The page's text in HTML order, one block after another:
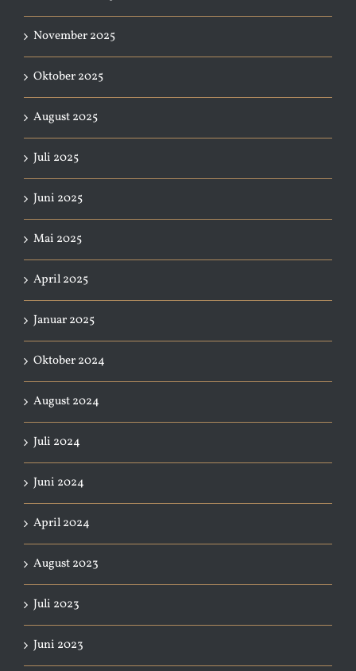
November 2025
Oktober 2025
August 2025
Juli 2025
Juni 2025
Mai 2025
April 2025
Januar 2025
Oktober 2024
August 2024
Juli 2024
Juni 2024
April 2024
August 2023
Juli 2023
Juni 2023